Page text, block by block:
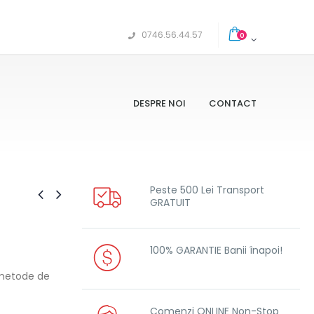
0746.56.44.57 0
DESPRE NOI CONTACT
de
Peste 500 Lei Transport
GRATUIT
100% GARANTIE Banii înapoi!
Comenzi ONLINE Non-Stop